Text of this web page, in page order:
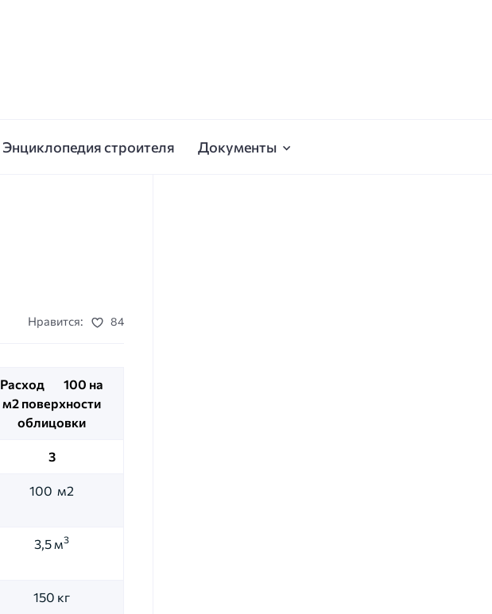
Энциклопедия строителя Документы
Нравится: 84
Расход 100 на
м2 поверхности
облицовки
3
100 м2
3,5 м3
150 кг